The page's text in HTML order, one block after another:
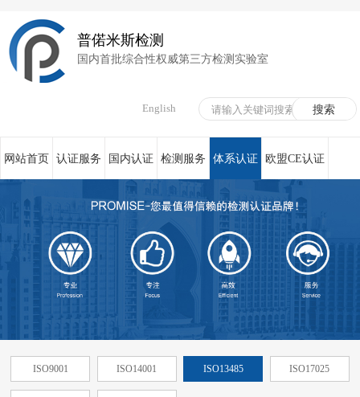
普偌米斯检测
国内首批综合性权威第三方检测实验室
English
网站首页 认证服务 国内认证 检测服务 体系认证 欧盟CE认证
荣誉资质 在线服务 新闻资讯 关于我们
ISO9001 ISO14001 ISO13485 ISO17025